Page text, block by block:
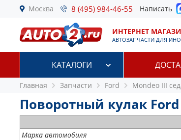
Москва 8 (495) 984-46-55 Написать
ИНТЕРНЕТ
АВТОЗАПЧАСТИ ДЛЯ
КАТАЛОГИ
Главная Запчасти Ford Mondeo III
Поворотный кулак Ford
Марка автомобиля